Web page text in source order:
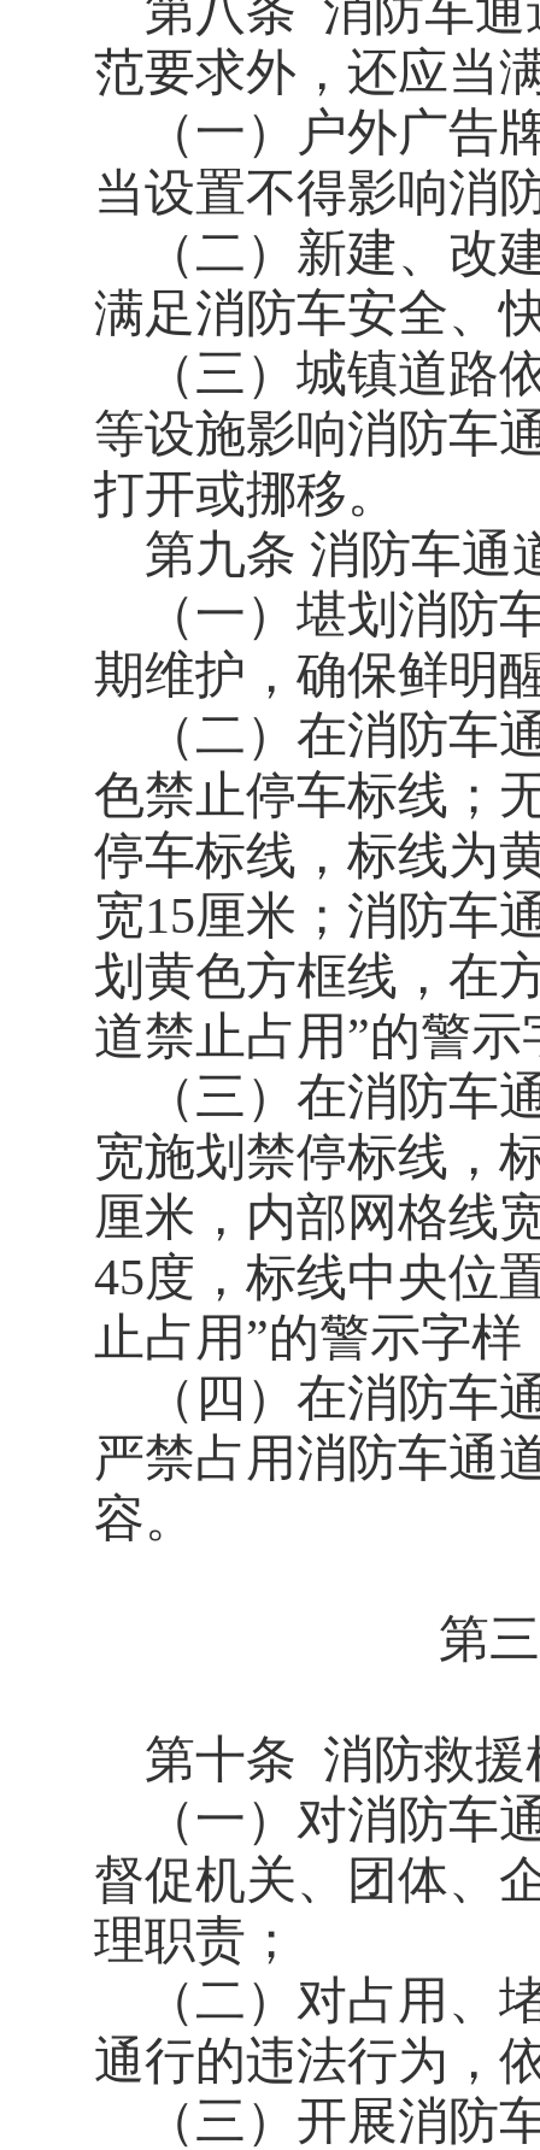
第八条 消防车
范要求外，还应当
（一）户外广告
当设置不得影响消
（二）新建、改
满足消防车安全、
（三）城镇道路
等设施影响消防车
打开或挪移。
第九条 消防车通
（一）堪划消防
期维护，确保鲜明
（二）在消防车
色禁止停车标线；
停车标线，标线为
宽15厘米；消防车
划黄色方框线，在
道禁止占用”的警示
（三）在消防车
宽施划禁停标线，
厘米，内部网格线
45度，标线中央位
止占用”的警示字样
（四）在消防车
严禁占用消防车通
容。
第
第十条 消防救
（一）对消防车
督促机关、团体、
理职责；
（二）对占用、
通行的违法行为，
（三）开展消防